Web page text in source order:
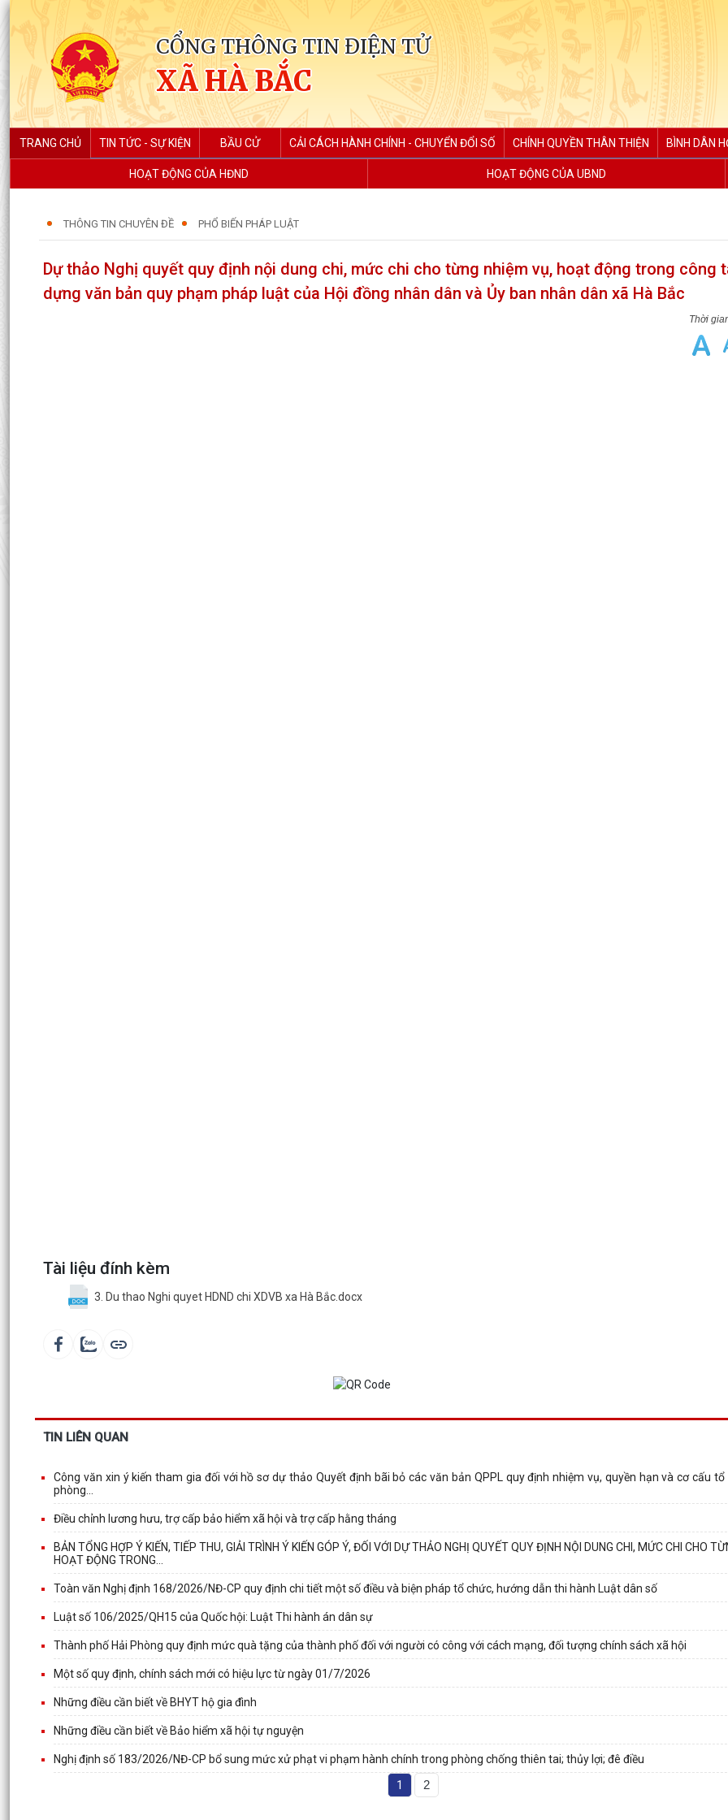
CỔNG THÔNG TIN ĐIỆN TỬ
XÃ HÀ BẮC
TRANG CHỦ TIN TỨC - SỰ KIỆN BẦU CỬ CẢI CÁCH HÀNH CHÍNH - CHUYỂN ĐỔI SỐ CHÍNH QUYỀN THÂN THIỆN BÌNH DÂN
HOẠT ĐỘNG CỦA HĐND HOẠT ĐỘNG CỦA UBND
THÔNG TIN CHUYÊN ĐỀ PHỔ BIẾN PHÁP LUẬT
Dự thảo Nghị quyết quy định nội dung chi, mức chi cho từng nhiệm vụ, hoạt động trong công
dựng văn bản quy phạm pháp luật của Hội đồng nhân dân và Ủy ban nhân dân xã Hà Bắc
Tài liệu đính kèm
3. Du thao Nghi quyet HDND chi XDVB xa Hà Bắc.docx
TIN LIÊN QUAN
Công văn xin ý kiến tham gia đối với hồ sơ dự thảo Quyết định bãi bỏ các văn bản QPPL quy định nhiệm vụ, quyền hạn và cơ cấu
phòng...
Điều chỉnh lương hưu, trợ cấp bảo hiểm xã hội và trợ cấp hằng tháng
BẢN TỔNG HỢP Ý KIẾN, TIẾP THU, GIẢI TRÌNH Ý KIẾN GÓP Ý, ĐỐI VỚI DỰ THẢO NGHỊ QUYẾT QUY ĐỊNH NỘI DUNG CHI, MỨC CHI CHO
HOẠT ĐỘNG TRONG...
Toàn văn Nghị định 168/2026/NĐ-CP quy định chi tiết một số điều và biện pháp tổ chức, hướng dẫn thi hành Luật dân số
Luật số 106/2025/QH15 của Quốc hội: Luật Thi hành án dân sự
Thành phố Hải Phòng quy định mức quà tặng của thành phố đối với người có công với cách mạng, đối tượng chính sách xã hội
Một số quy định, chính sách mới có hiệu lực từ ngày 01/7/2026
Những điều cần biết về BHYT hộ gia đình
Những điều cần biết về Bảo hiểm xã hội tự nguyện
Nghị định số 183/2026/NĐ-CP bổ sung mức xử phạt vi phạm hành chính trong phòng chống thiên tai; thủy lợi; đê điều
1 2